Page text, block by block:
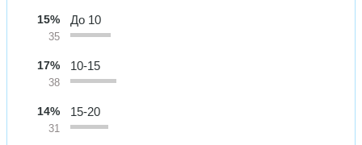
15%
35
До 10
17%
38
10-15
14%
31
15-20